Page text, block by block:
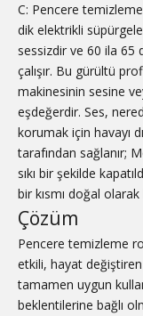
C: Pencere
dik elektrikli
sessizdir ve 60 ila 65
çalışır. Bu gürültü
makinesinin sesine
eşdeğerdir. Ses,
korumak için havayı
tarafından sağlanır;
sıkı bir şekilde
bir kısmı doğal olarak
Çözüm
Pencere temizleme
etkili, hayat değiştiren
tamamen uygun
beklentilerine bağlı